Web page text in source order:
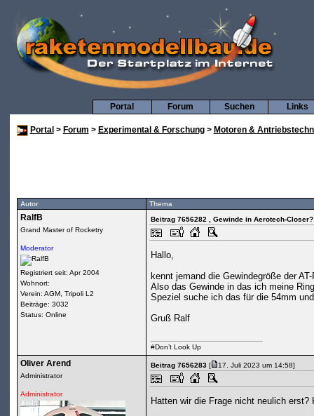
Links
Suchen
Forum
Portal
Portal > Forum > Experimental & Forschung> Motoren &
Autor Thema
RalfB
Grand Master of Rocketry
Moderator
Registriert seit: Apr 2004
Wohnort:
Verein: AGM, Tripoli L2
Beiträge: 3032
Status: Online
Beitrag 7656282 , Gewinde in Aerotech-Closer?
Hallo,
kennt jemand die Gewindegröße der
Also das Gewinde in das ich meine
Speziel suche ich das für die 54mm
Gruß Ralf
#Don’t Look Up
Oliver Arend
Administrator
Administrator
Beitrag 7656283[ 17. Juli 2023 um 14:58]
Hatten wir die Frage nicht neulich